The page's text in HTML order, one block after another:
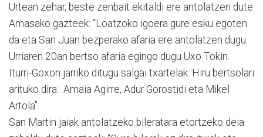
Urtean zehar, beste zenbait ekitaldi ere antolatzen dute
Amasako gazteek: “Loatzoko igoera gure esku egoten
da eta San Juan bezperako afaria ere antolatzen dugu.
Urriaren 20an bertso afaria egingo dugu Uxo Tokin.
Iturri-Goxon jarriko ditugu salgai txartelak. Hiru bertsolari
arituko dira: Amaia Agirre, Adur Gorostidi eta Mikel
Artola”.
San Martin jaiak antolatzeko bileratara etortzeko deia